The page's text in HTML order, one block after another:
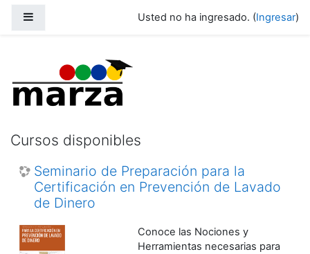
Usted no ha ingresado. (Ingresar)
Marza Academy
Cursos disponibles
Seminario de Preparación para la
Certificación en Prevención de Lavado
de Dinero
Conoce las Nociones y
Herramientas necesarias para